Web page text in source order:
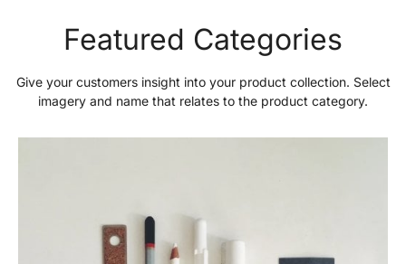
Featured Categories
Give your customers insight into your product collection. Select
imagery and name that relates to the product category.